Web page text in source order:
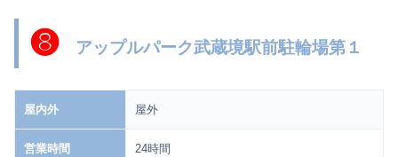
❽アップルパーク武蔵境駅前駐輪場第１
屋内外 屋外
営業時間 24時間